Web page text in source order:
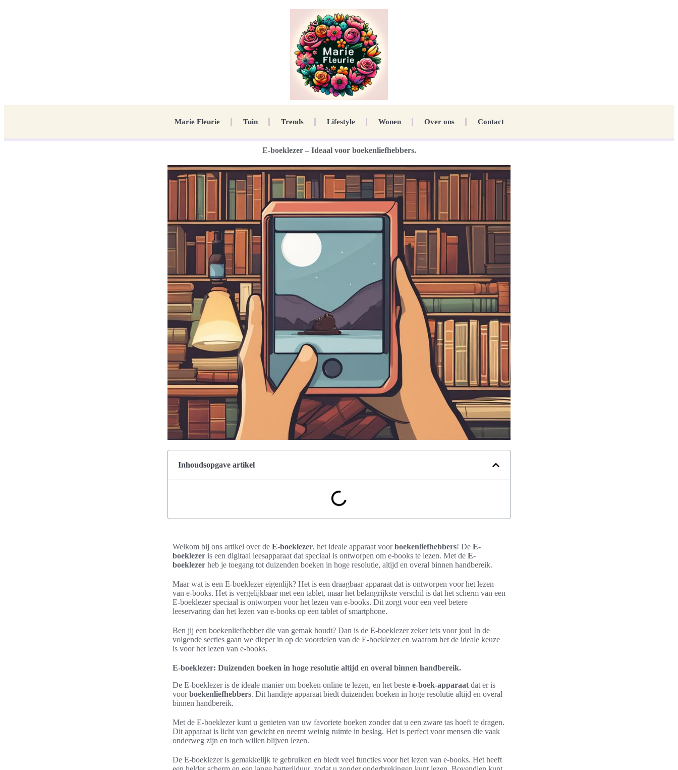
Marie Fleurie Tuin Trends Lifestyle Wonen Over ons Contact
E-boeklezer – Ideaal voor boekenliefhebbers.
Inhoudsopgave artikel
Welkom bij ons artikel over de E-boeklezer, het ideale apparaat voorboekenliefhebbers! De E-
boeklezer is een digitaal leesapparaat dat speciaal is ontworpen om e-books te lezen. Met de E-
boeklezer heb je toegang tot duizenden boeken in hoge resolutie, altijd en overal binnen handbereik.
Maar wat is een E-boeklezer eigenlijk? Het is een draagbaar apparaat dat is ontworpen voor het lezen
van e-books. Het is vergelijkbaar met een tablet, maar het belangrijkste verschil is dat het scherm van een
E-boeklezer speciaal is ontworpen voor het lezen van e-books. Dit zorgt voor een veel betere
leeservaring dan het lezen van e-books op een tablet of smartphone.
Ben jij een boekenliefhebber die van gemak houdt? Dan is de E-boeklezer zeker iets voor jou! In de
volgende secties gaan we dieper in op de voordelen van de E-boeklezer en waarom het de ideale keuze
is voor het lezen van e-books.
E-boeklezer: Duizenden boeken in hoge resolutie altijd en overal binnen handbereik.
De E-boeklezer is de ideale manier om boeken online te lezen, en het beste e-boek-apparaat dat er is
voorboekenliefhebbers. Dit handige apparaat biedt duizenden boeken in hoge resolutie altijd en overal
binnen handbereik.
Met de E-boeklezer kunt u genieten van uw favoriete boeken zonder dat u een zware tas hoeft te dragen.
Dit apparaat is licht van gewicht en neemt weinig ruimte in beslag. Het is perfect voor mensen die vaak
onderweg zijn en toch willen blijven lezen.
De E-boeklezer is gemakkelijk te gebruiken en biedt veel functies voor het lezen van e-books. Het heeft